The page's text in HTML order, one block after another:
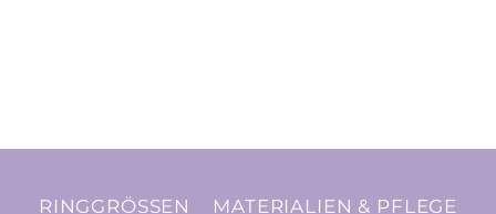
RINGGRÖSSEN
MATERIALIEN & PFLEGE